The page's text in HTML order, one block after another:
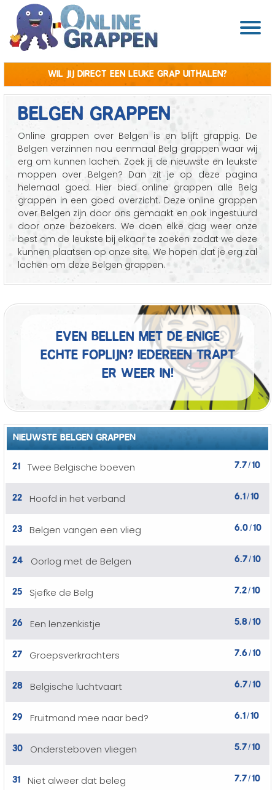
Wil jij direct een leuke grap uithalen?
BELGEN GRAPPEN
Online grappen over Belgen is en blijft grappig. De
Belgen verzinnen nou eenmaal Belg grappen waar wij
erg om kunnen lachen. Zoek jij de nieuwste en leukste
moppen over Belgen? Dan zit je op deze pagina
helemaal goed. Hier bied online grappen alle Belg
grappen in een goed overzicht. Deze online grappen
over Belgen zijn door ons gemaakt en ook ingestuurd
door onze bezoekers. We doen elke dag weer onze
best om de leukste bij elkaar te zoeken zodat we deze
kunnen plaatsen op onze site. We hopen dat je erg zal
lachen om deze Belgen grappen.
Even bellen met de enige
echte foplijn? Iedereen trapt
er weer in!
NIEUWSTE BELGEN GRAPPEN
21 Twee Belgische boeven 7.7/10
22 Hoofd in het verband 6.1/10
23 Belgen vangen een vlieg 6.0/10
24 Oorlog met de Belgen 6.7/10
25 Sjefke de Belg 7.2/10
26 Een lenzenkistje 5.8 /10
27 Groepsverkrachters 7.6 /10
28 Belgische luchtvaart 6.7/10
29 Fruitmand mee naar bed? 6.1/10
30 Ondersteboven vliegen 5.7/10
31 Niet alweer dat beleg 7.7/10